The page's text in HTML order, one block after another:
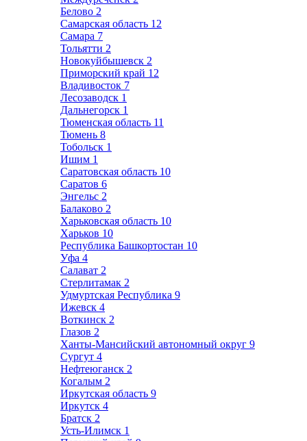
Белово 2
Самарская область 12
Самара 7
Тольятти 2
Новокуйбышевск 2
Приморский край 12
Владивосток 7
Лесозаводск 1
Дальнегорск 1
Тюменская область 11
Тюмень 8
Тобольск 1
Ишим 1
Саратовская область 10
Саратов 6
Энгельс 2
Балаково 2
Харьковская область 10
Харьков 10
Республика Башкортостан 10
Уфа 4
Салават 2
Стерлитамак 2
Удмуртская Республика 9
Ижевск 4
Воткинск 2
Глазов 2
Ханты-Мансийский автономный округ 9
Сургут 4
Нефтеюганск 2
Когалым 2
Иркутская область 9
Иркутск 4
Братск 2
Усть-Илимск 1